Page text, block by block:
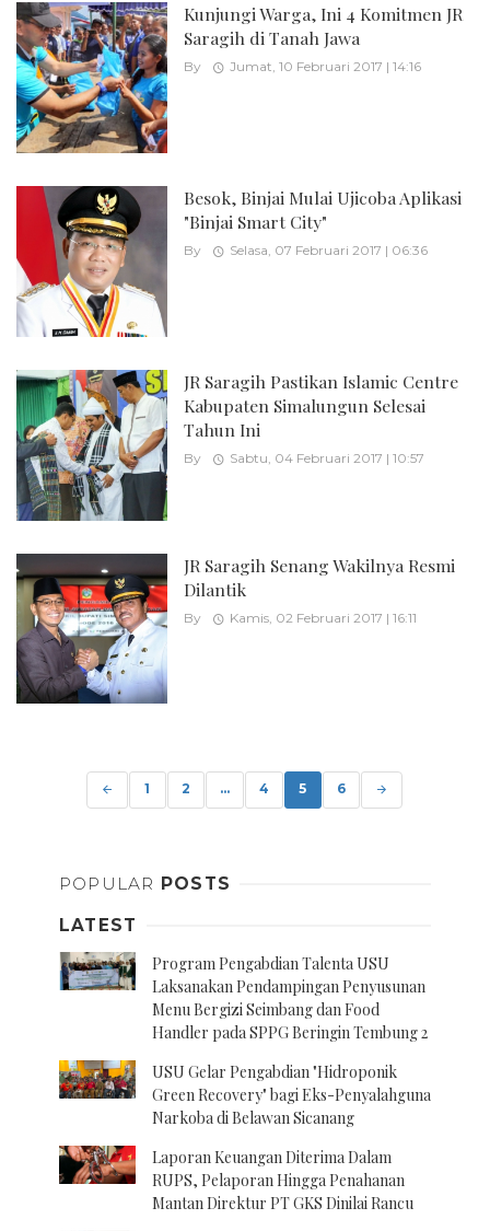
Kunjungi Warga, Ini 4 Komitmen JR
Saragih di Tanah Jawa
By Jumat, 10 Februari 2017 | 14:16
Besok, Binjai Mulai Ujicoba Aplikasi
"Binjai Smart City"
By Selasa, 07 Februari 2017 | 06:36
JR Saragih Pastikan Islamic Centre
Kabupaten Simalungun Selesai
Tahun Ini
By Sabtu, 04 Februari 2017 | 10:57
JR Saragih Senang Wakilnya Resmi
Dilantik
By Kamis, 02 Februari 2017 | 16:11
navigation
1 2 ... 4 5 6
POPULAR POSTS
LATEST
Program Pengabdian Talenta USU
Laksanakan Pendampingan Penyusunan
Menu Bergizi Seimbang dan Food
Handler pada SPPG Beringin Tembung 2
USU Gelar Pengabdian "Hidroponik
Green Recovery" bagi Eks-Penyalahguna
Narkoba di Belawan Sicanang
Laporan Keuangan Diterima Dalam
RUPS, Pelaporan Hingga Penahanan
Mantan Direktur PT GKS Dinilai Rancu